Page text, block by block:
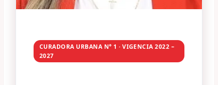
CURADORA URBANA N° 1 · VIGENCIA 2022 –
2027